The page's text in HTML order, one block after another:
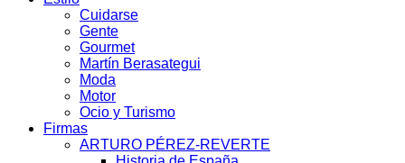
Cuidarse
Gente
Gourmet
Martín Berasategui
Moda
Motor
Ocio y Turismo
Firmas
ARTURO PÉREZ-REVERTE